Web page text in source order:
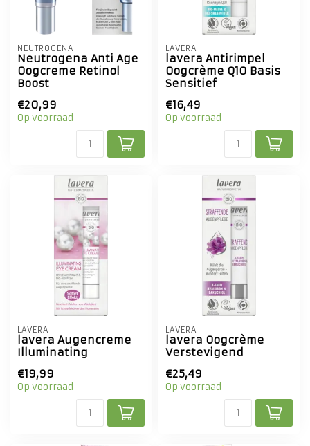
NEUTROGENA
Neutrogena Anti Age
Oogcreme Retinol
Boost
€20,99
Op voorraad
LAVERA
lavera Antirimpel
Oogcrème Q10 Basis
Sensitief
€16,49
Op voorraad
LAVERA
lavera Augencreme
Illuminating
€19,99
Op voorraad
LAVERA
lavera Oogcrème
Verstevigend
€25,49
Op voorraad